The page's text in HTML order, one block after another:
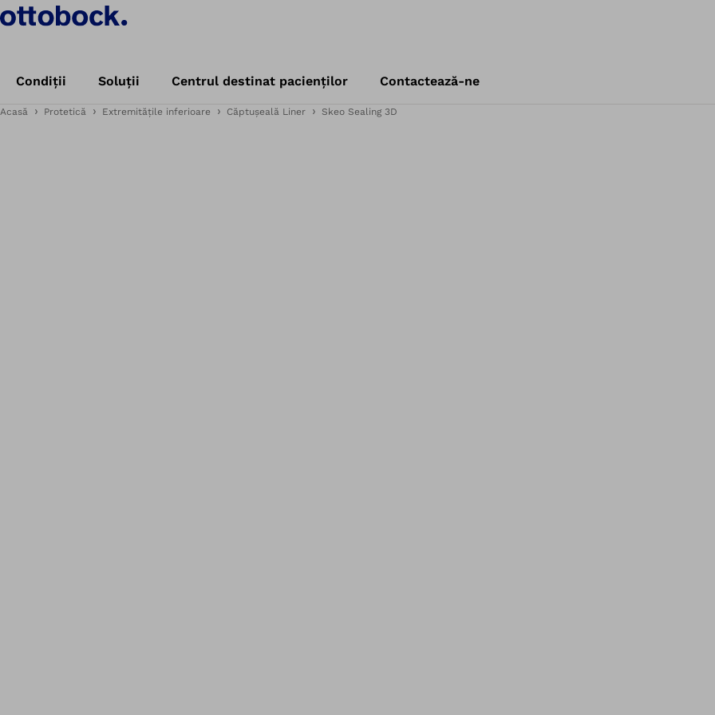
Condiții Soluții Centrul destinat pacienților Contactează-ne
Acasă Protetică Extremitățile inferioare Căptușeală Liner Skeo Sealing 3D